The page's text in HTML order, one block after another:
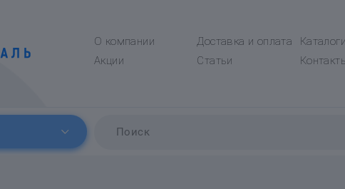
О компании Доставка и оплата
Каталоги
Акции
Статьи